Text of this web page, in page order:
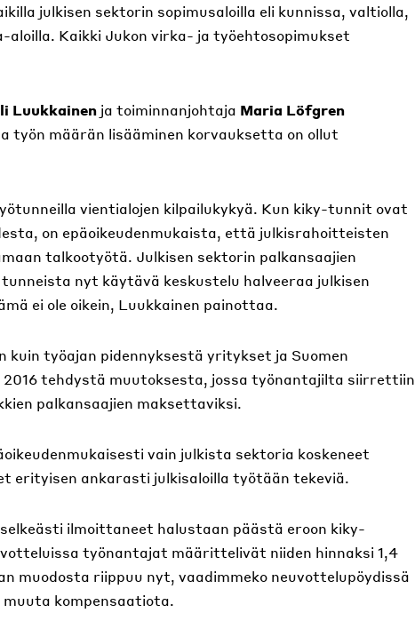
julkisen sektorin sopimusaloilla eli kunnissa, valtiolla,
aloilla. Kaikki Jukon virka- ja työehtosopimukset
Luukkainen ja toiminnanjohtaja Maria Löfgren
työn määrän lisääminen korvauksetta on ollut
vientialojen kilpailukykyä. Kun kiky-tunnit ovat
on epäoikeudenmukaista, että julkisrahoitteisten
talkootyötä. Julkisen sektorin palkansaajien
nyt käytävä keskustelu halveeraa julkisen
ei ole oikein, Luukkainen painottaa.
työajan pidennyksestä yritykset ja Suomen
2016 tehdystä muutoksesta, jossa työnantajilta siirrettiin
palkansaajien maksettaviksi.
vain julkista sektoria koskeneet
erityisen ankarasti julkisaloilla työtään tekeviä.
ilmoittaneet halustaan päästä eroon kiky-
työnantajat määrittelivät niiden hinnaksi 1,4
muodosta riippuu nyt, vaadimmeko neuvottelupöydissä
kompensaatiota.